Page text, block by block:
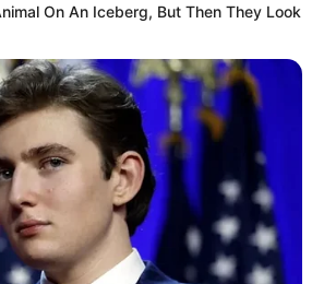
…
On An Iceberg, But Then They Look